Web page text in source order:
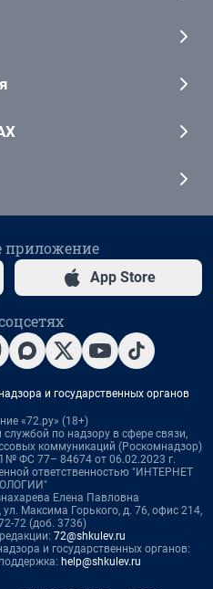
приложение
App Store
и государственных органов
«72.ру» (18+)
по надзору в сфере связи,
коммуникаций (Роскомнадзор)
№ ФС 77– 84674 от 06.02.2023 г.
ответственностью "ИНТЕРНЕТ
Елена Павловна
Максима Горького, д. 76, офис 214,
72 (доб. 3736)
72@shkulev.ru
и государственных органов:
help@shkulev.ru